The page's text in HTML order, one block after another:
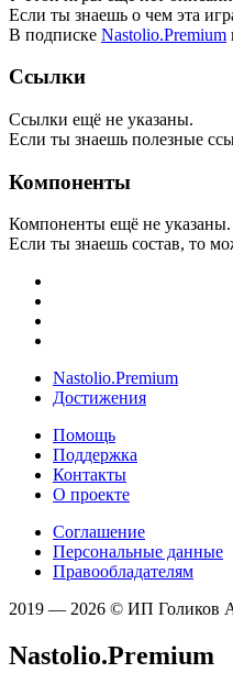
Если ты знаешь о чем эта
В подписке Nastolio.Premium
Ссылки
Ссылки ещё не указаны.
Если ты знаешь полезные
Компоненты
Компоненты ещё не указаны.
Если ты знаешь состав, то
Nastolio.Premium
Достижения
Помощь
Поддержка
Контакты
О проекте
Соглашение
Персональные данные
Правообладателям
2019 — 2026 © ИП Голиков
Nastolio.Premium